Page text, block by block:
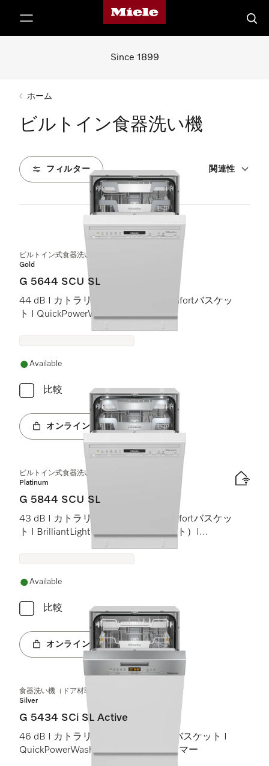
Mieleのホームページ
検索
Since 1899
ホーム
ビルトイン食器洗い機
フィルター 関連性
19 製品
ビルトイン式食器洗い機（45 cm）
Gold
G 5644 SCU SL
44 dB I カトラリートレイ I ExtraComfortバスケッ
ト I QuickPowerWash I AutoOpen
Available
比較
オンラインショップへ
ビルトイン式食器洗い機（45 cm）
Platinum
G 5844 SCU SL
43 dB I カトラリートレイ I MaxiComfortバスケッ
ト I BrilliantLight（ブリリアントライト）I
Available
比較
オンラインショップへ
食器洗い機（ドア材取付専用タイプ、45 cm）
Silver
G 5434 SCi SL Active
46 dB I カトラリートレイ I Comfortバスケット I
QuickPowerWash I スタート予約タイマー